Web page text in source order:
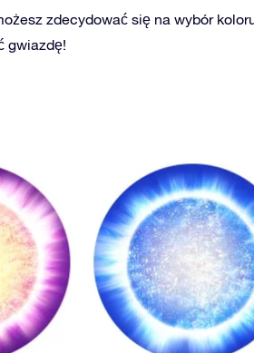
zdecydować się na wybór
gwiazdę!